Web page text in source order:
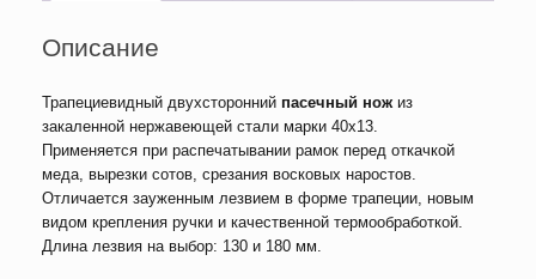
Описание
Трапециевидный двухсторонний пасечный нож из
закаленной нержавеющей стали марки 40х13.
Применяется при распечатывании рамок перед откачкой
меда, вырезки сотов, срезания восковых наростов.
Отличается зауженным лезвием в форме трапеции, новым
видом крепления ручки и качественной термообработкой.
Длина лезвия на выбор: 130 и 180 мм.